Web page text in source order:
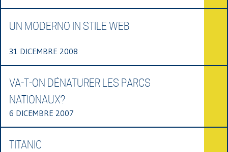
UN MODERNO IN STILE WEB
31 DICEMBRE 2008
VA-T-ON DÉNATURER LES PARCS
NATIONAUX?
6 DICEMBRE 2007
TITANIC